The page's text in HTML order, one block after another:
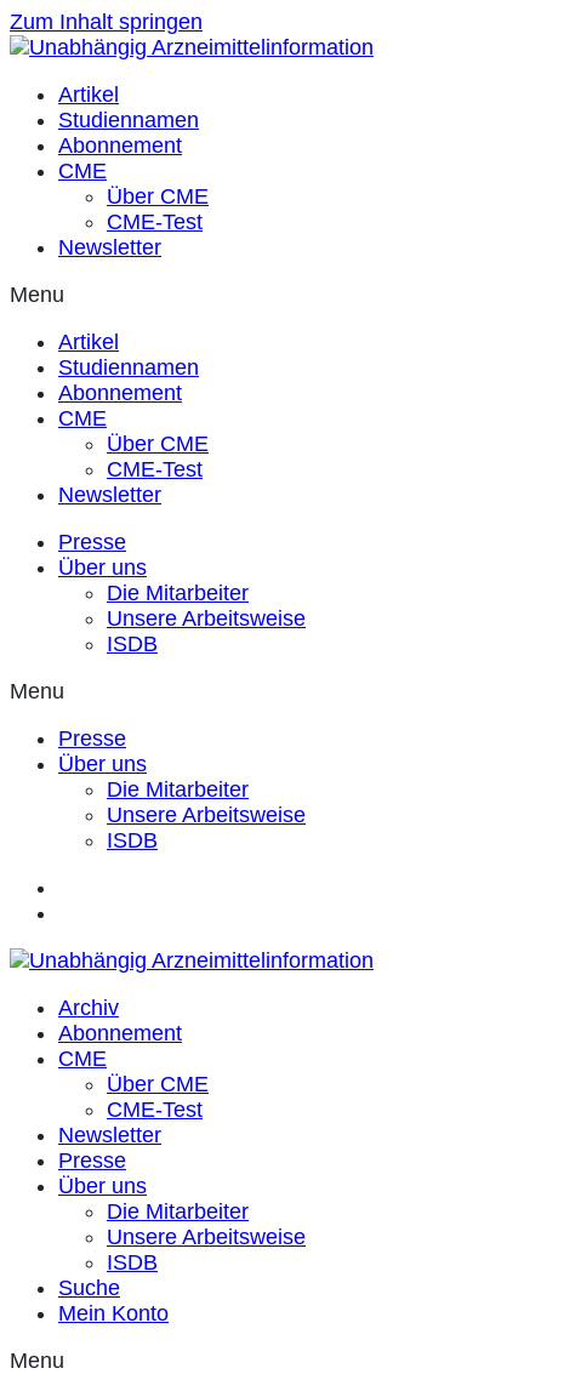
Zum Inhalt springen
Artikel
Studiennamen
Abonnement
CME
Über CME
CME-Test
Newsletter
Menu
Artikel
Studiennamen
Abonnement
CME
Über CME
CME-Test
Newsletter
Presse
Über uns
Die Mitarbeiter
Unsere Arbeitsweise
ISDB
Menu
Presse
Über uns
Die Mitarbeiter
Unsere Arbeitsweise
ISDB
Archiv
Abonnement
CME
Über CME
CME-Test
Newsletter
Presse
Über uns
Die Mitarbeiter
Unsere Arbeitsweise
ISDB
Suche
Mein Konto
Menu